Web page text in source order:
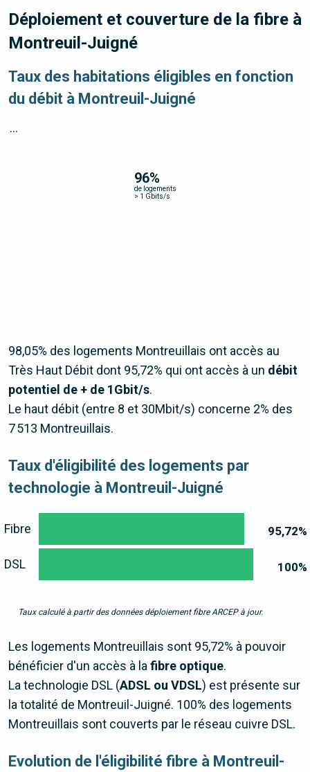
Déploiement et couverture de la fibre à
Montreuil-Juigné
Taux des habitations éligibles en fonction
du débit à Montreuil-Juigné
96%
de logements
> 1 Gbits/s
...
98,05% des logements Montreuillais ont accès au
Très Haut Débit dont 95,72% qui ont accès à un débit
potentiel de + de 1Gbit/s.
Le haut débit (entre 8 et 30Mbit/s) concerne 2% des
7 513 Montreuillais.
Taux d'éligibilité des logements par
technologie à Montreuil-Juigné
95,72%
100%
Fibre
DSL
Taux calculé à partir des données déploiement fibre ARCEP à jour.
Les logements Montreuillais sont 95,72% à pouvoir
bénéficier d'un accès à lafibre optique.
La technologie DSL (ADSL ou VDSL) est présente sur
la totalité de Montreuil-Juigné. 100% des logements
Montreuillais sont couverts par le réseau cuivre DSL.
Evolution de l'éligibilité fibre à Montreuil-